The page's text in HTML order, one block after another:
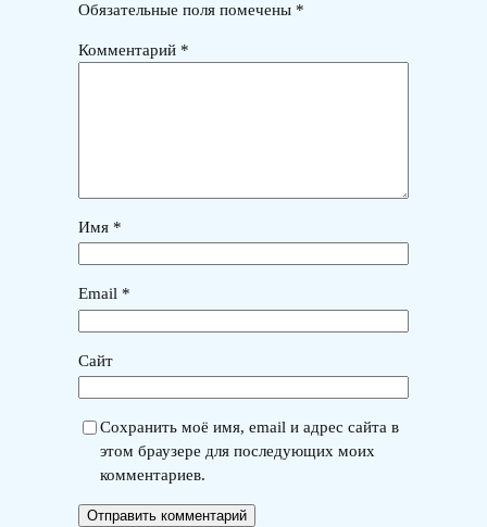
Обязательные поля помечены *
Комментарий *
Имя *
Email *
Сайт
Сохранить моё имя, email и адрес сайта в
этом браузере для последующих моих
комментариев.